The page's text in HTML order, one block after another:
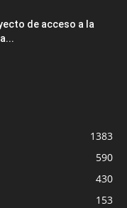
de acceso a la
1383
590
430
153